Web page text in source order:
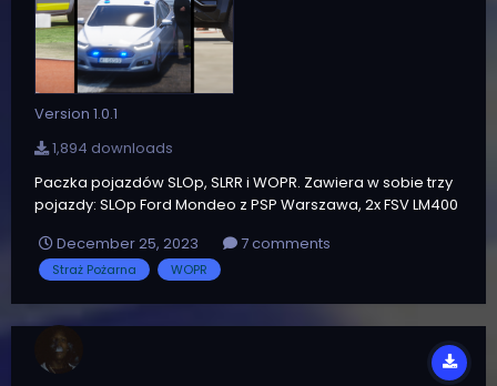
Version 1.0.1
1,894 downloads
Paczka pojazdów SLOp, SLRR i WOPR. Zawiera w sobie trzy
pojazdy: SLOp Ford Mondeo z PSP Warszawa, 2x FSV LM400
Warszawa / SLRR Volkswagen Amarok z OSP Łomianki, FSV
Aurum WOPR Volskwagen Amarok z WOPR Nowy Targ,
December 25, 2023 7 comments
Straż Pożarna WOPR